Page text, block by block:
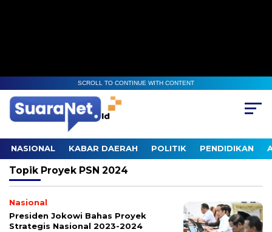
SCROLL TO CONTINUE WITH CONTENT
NASIONAL KABAR DAERAH POLITIK PENDIDIKAN
Topik Proyek PSN 2024
Nasional
Presiden Jokowi Bahas Proyek
Strategis Nasional 2023-2024